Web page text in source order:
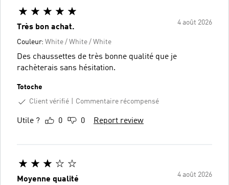
4 août 2026
Très bon achat.
Couleur: White / White / White
Des chaussettes de très bonne qualité que je
rachèterais sans hésitation.
Totoche
Client vérifié
Commentaire récompensé
Utile ? 0 0 Report review
4 août 2026
Moyenne qualité